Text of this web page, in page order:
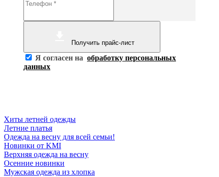
Получить прайс-лист
Я согласен на обработку персональных
данных
Хиты летней одежды
Летние платья
Одежда на весну для всей семьи!
Новинки от KMI
Верхняя одежда на весну
Осенние новинки
Мужская одежда из хлопка